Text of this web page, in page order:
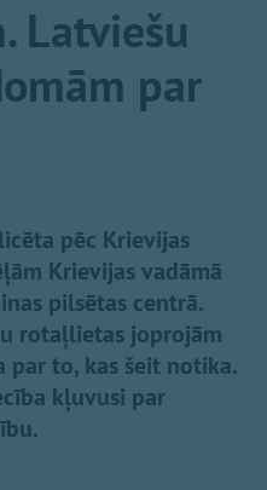
Latviešu
par
pēc Krievijas
Krievijas vadāmā
pilsētas centrā.
rotaļlietas joprojām
par to, kas šeit notika.
kļuvusi par